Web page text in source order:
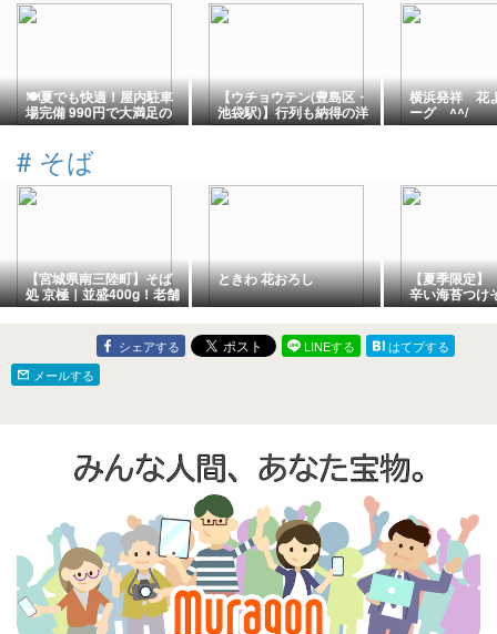
🍽夏でも快適！屋内駐車
場完備 990円で大満足の
ハンバーグランチ（愛知
【ウチョウテン(豊島区・
池袋駅)】行列も納得の洋
食店！黒毛和牛ハンバー
横浜発祥 花
ーグ ^^/
# そば
【宮城県南三陸町】そば
処 京極｜並盛400g！老舗
の手打ちそばがデカ盛り
で絶品
ときわ 花おろし 【夏季限定】
辛い海苔つけ
いち
シェアする LINEする
はてブする
メールする